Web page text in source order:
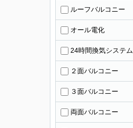
ルーフバルコニー
オール電化
24時間換気システム
２面バルコニー
３面バルコニー
両面バルコニー